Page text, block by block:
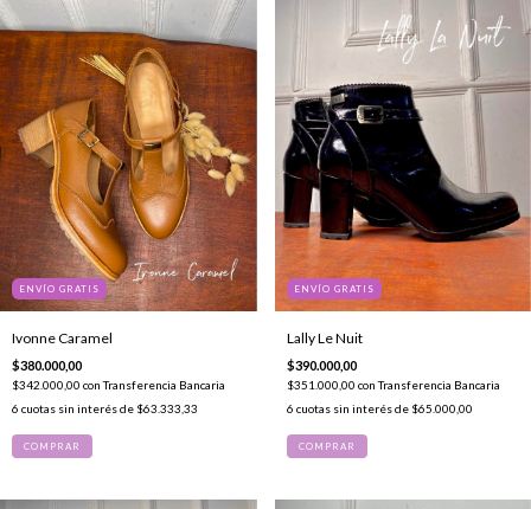
ENVÍO GRATIS
Ivonne Caramel
$380.000,00
$342.000,00 con Transferencia Bancaria
6 cuotas sin interés de $63.333,33
COMPRAR
ENVÍO GRATIS
Lally Le Nuit
$390.000,00
$351.000,00 con Transferencia Bancaria
6 cuotas sin interés de $65.000,00
COMPRAR